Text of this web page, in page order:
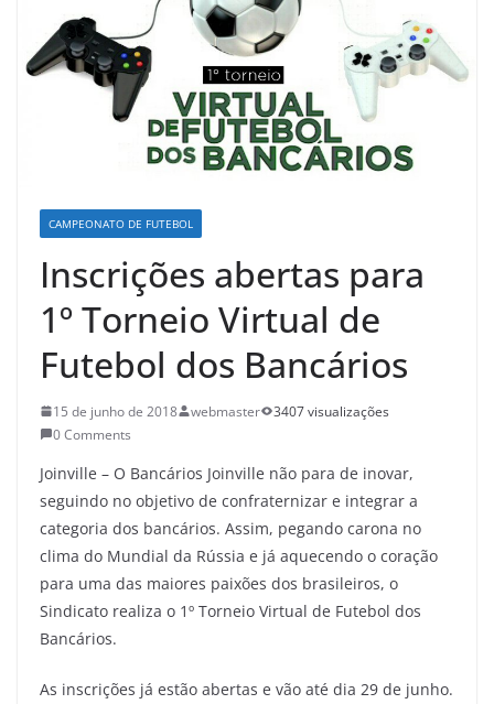
CAMPEONATO DE FUTEBOL
Inscrições abertas para
1º Torneio Virtual de
Futebol dos Bancários
15 de junho de 2018 webmaster
3407 visualizações
0 Comments
Joinville – O Bancários Joinville não para de inovar,
seguindo no objetivo de confraternizar e integrar a
categoria dos bancários. Assim, pegando carona no
clima do Mundial da Rússia e já aquecendo o coração
para uma das maiores paixões dos brasileiros, o
Sindicato realiza o 1º Torneio Virtual de Futebol dos
Bancários.
As inscrições já estão abertas e vão até dia 29 de junho.